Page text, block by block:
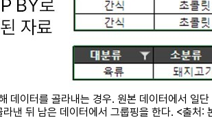
데이터를 골라내는 경우. 원본 데이터에서 일단
라낸 뒤 남은 데이터에서 그룹핑을 한다. <출처: